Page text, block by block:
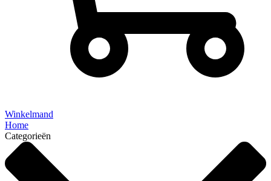
Winkelmand
Home
Categorieën